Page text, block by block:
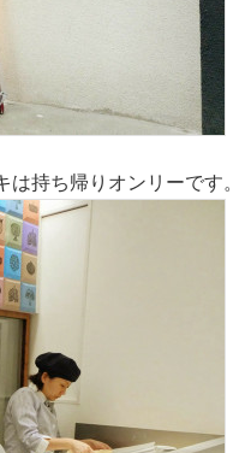
持ち帰りオンリーです。